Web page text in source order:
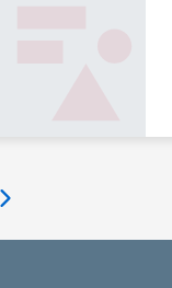
Pagina successiva